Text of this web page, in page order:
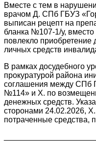
Вместе с тем в
врачом Д. СПб ГБУЗ
выписан рецепт на
бланка №107-1/у,
повлекло приобретение
личных средств
В рамках досудебного
прокуратурой района
соглашения между СПб
№114» и Х. по
денежных средств.
сторонами 24.02.2026,
потраченные средства,